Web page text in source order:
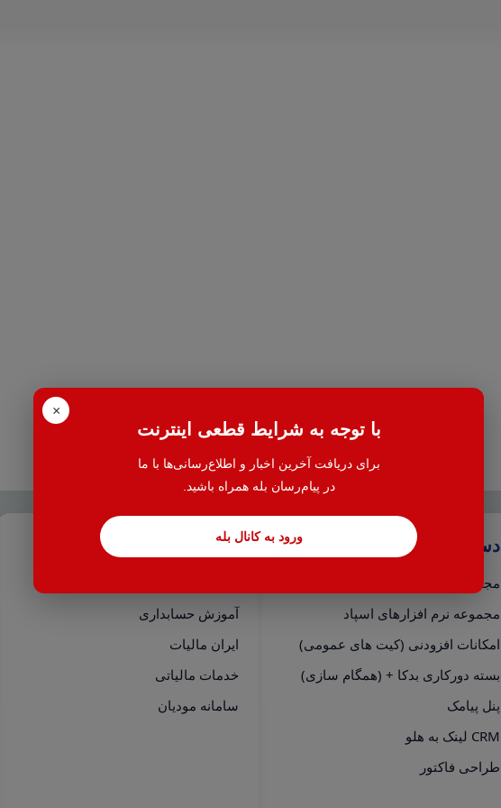
×
با توجه به شرایط قطعی اینترنت
برای دریافت آخرین اخبار و اطلاع‌رسانی‌ها با ما
در پیام‌رسان بله همراه باشید.
ورود به کانال بله دسترسی سریع
مجموعه نرم افزارهای هلو
مجموعه نرم افزارهای اسپاد
امکانات افزودنی (کیت های عمومی)
بسته دورکاری بدکا + (همگام سازی)
پنل پیامک
CRM لینک به هلو
طراحی فاکتور
خدمات
آموزش حسابداری
ایران مالیات
خدمات مالیاتی
سامانه مودیان